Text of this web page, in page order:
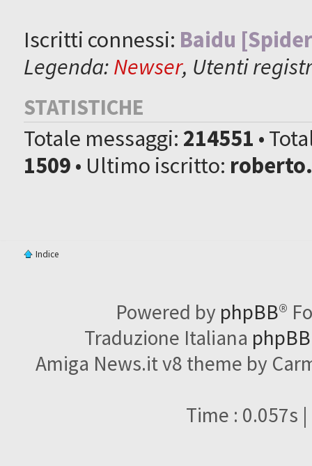
Iscritti connessi: Baidu
Legenda:Newser, Utenti
STATISTICHE
Totale messaggi: 214551 •
1509• Ultimo iscritto:
Indice
Powered by phpBB®
Traduzione Italiana
Amiga News.it v8 theme by
Time : 0.057s